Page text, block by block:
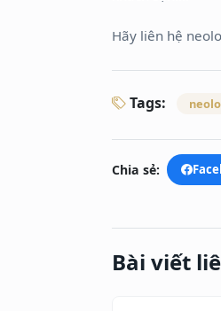
Hãy liên hệ
Tags:
Chia sẻ:
Bài viết